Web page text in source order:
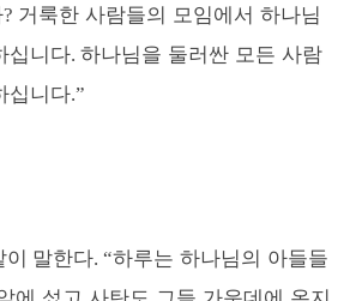
? 거룩한 사람들의 모임에서 하나님
십니다.하나님을 둘러싼 모든 사람
십니다.”
이 말한다.“하루는 하나님의 아들들